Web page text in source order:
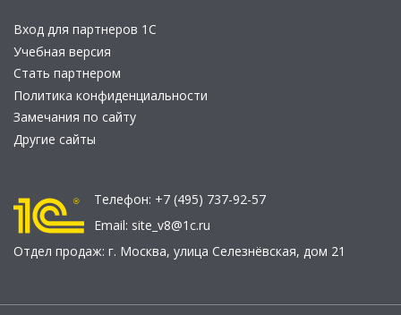
Вход для партнеров 1С
Учебная версия
Стать партнером
Политика конфиденциальности
Замечания по сайту
Другие сайты
Телефон: +7 (495) 737-92-57
Email: site_v8@1c.ru
Отдел продаж: г. Москва, улица Селезнёвская, дом 21